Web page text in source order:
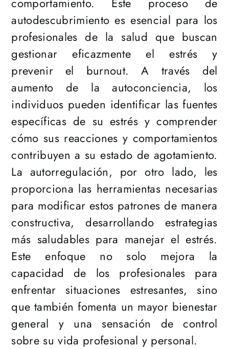
autodescubrimiento es esencial para los
profesionales de la salud que buscan
gestionar eficazmente el estrés y
prevenir el burnout. A través del
aumento de la autoconciencia, los
individuos pueden identificar las fuentes
específicas de su estrés y comprender
cómo sus reacciones y comportamientos
contribuyen a su estado de agotamiento.
La autorregulación, por otro lado, les
proporciona las herramientas necesarias
para modificar estos patrones de manera
constructiva, desarrollando estrategias
más saludables para manejar el estrés.
Este enfoque no solo mejora la
capacidad de los profesionales para
enfrentar situaciones estresantes, sino
que también fomenta un mayor bienestar
general y una sensación de control
sobre su vida profesional y personal.